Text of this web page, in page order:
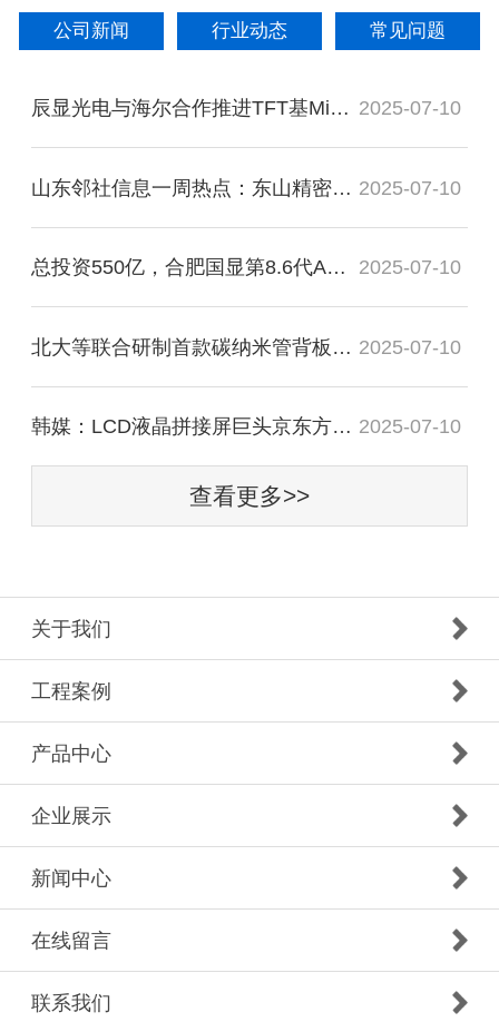
公司新闻 行业动态 常见问题
辰显光电与海尔合作推进TFT基Micro-LED大屏 2025-07-10
山东邻社信息一周热点：东山精密、视源 2025-07-10
总投资550亿，合肥国显第8.6代AMOLED项目更 2025-07-10
北大等联合研制首款碳纳米管背板驱动 2025-07-10
韩媒：LCD液晶拼接屏巨头京东方正在推进 2025-07-10
查看更多>>
关于我们
工程案例
产品中心
企业展示
新闻中心
在线留言
联系我们